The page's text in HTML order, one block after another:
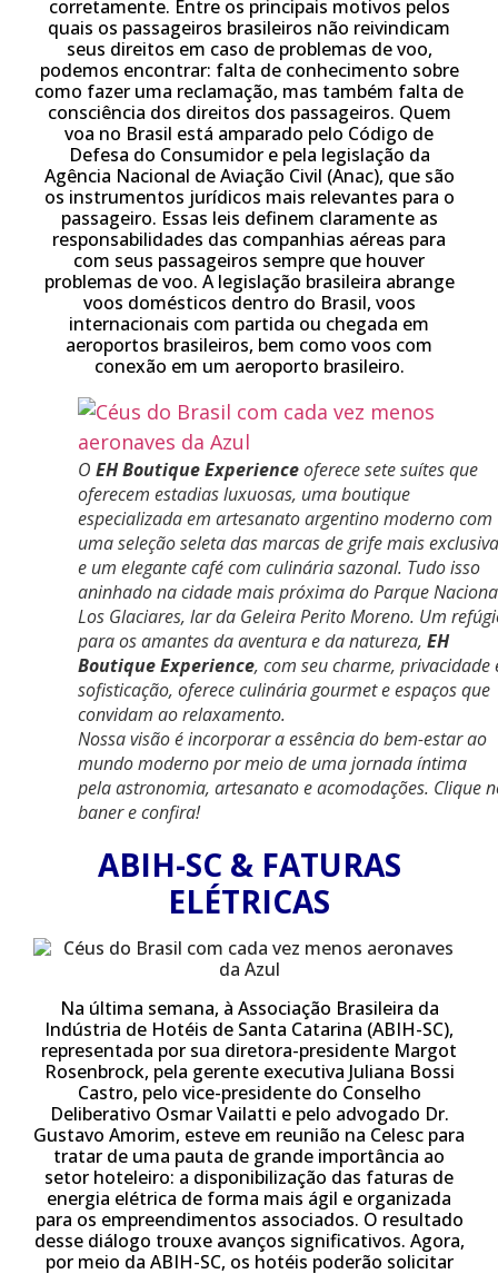
corretamente. Entre os principais motivos pelos
quais os passageiros brasileiros não reivindicam
seus direitos em caso de problemas de voo,
podemos encontrar: falta de conhecimento sobre
como fazer uma reclamação, mas também falta de
consciência dos direitos dos passageiros. Quem
voa no Brasil está amparado pelo Código de
Defesa do Consumidor e pela legislação da
Agência Nacional de Aviação Civil (Anac), que são
os instrumentos jurídicos mais relevantes para o
passageiro. Essas leis definem claramente as
responsabilidades das companhias aéreas para
com seus passageiros sempre que houver
problemas de voo. A legislação brasileira abrange
voos domésticos dentro do Brasil, voos
internacionais com partida ou chegada em
aeroportos brasileiros, bem como voos com
conexão em um aeroporto brasileiro.
O EH Boutique Experienceoferecesete suítes que
oferecem estadias luxuosas, uma boutique
especializada em artesanato argentino moderno com
uma seleção seleta das marcas de grife mais
e um elegante café com culinária sazonal. Tudo isso
aninhado na cidade mais próxima do Parque
Los Glaciares, lar da Geleira Perito Moreno. Um
para os amantes da aventura e da natureza, EH
Boutique Experience, com seu charme, privacidade
sofisticação, oferece culinária gourmet e espaços que
convidam ao relaxamento.
Nossa visão é incorporar a essência do bem-estar ao
mundo moderno por meio de uma jornada íntima
pelaastronomia, artesanato e acomodações. Clique
baner e confira!
ABIH-SC & FATURAS
ELÉTRICAS
Na última semana, à Associação Brasileira da
Indústria de Hotéis de Santa Catarina (ABIH-SC),
representada por sua diretora-presidente Margot
Rosenbrock, pela gerente executiva Juliana Bossi
Castro, pelo vice-presidente do Conselho
Deliberativo Osmar Vailatti e pelo advogado Dr.
Gustavo Amorim, esteve em reunião na Celesc para
tratar de uma pauta de grande importância ao
setor hoteleiro: a disponibilização das faturas de
energia elétrica de forma mais ágil e organizada
para os empreendimentos associados. O resultado
desse diálogo trouxe avanços significativos. Agora,
por meio da ABIH-SC, os hotéis poderão solicitar